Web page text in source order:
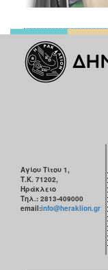
Αγίου Τίτου 1,
Τ.Κ. 71202,
Ηράκλειο
Τηλ.: 2813-409000
email:info@heraklion.gr